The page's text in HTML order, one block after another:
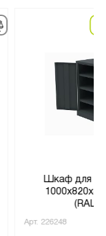
Шкаф для
Арт. 226248